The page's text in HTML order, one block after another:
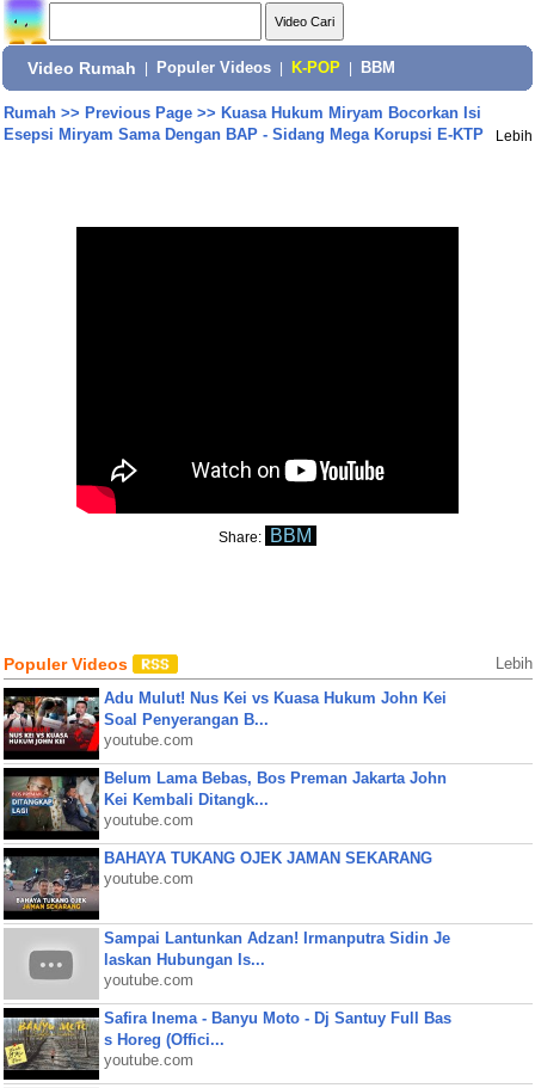
Video Rumah Populer Videos K-POP BBM
Rumah>> Previous Page>> Kuasa Hukum Miryam Bocorkan Isi
Esepsi Miryam Sama Dengan BAP - Sidang Mega Korupsi E-KTP
Lebih
Share: BBM
Populer Videos Lebih
Adu Mulut! Nus Kei vs Kuasa Hukum John Kei
Soal Penyerangan B...
youtube.com
Belum Lama Bebas, Bos Preman Jakarta John
Kei Kembali Ditangk...
youtube.com
BAHAYA TUKANG OJEK JAMAN SEKARANG
youtube.com
Sampai Lantunkan Adzan! Irmanputra Sidin Je
laskan Hubungan Is...
youtube.com
Safira Inema - Banyu Moto - Dj Santuy Full Bas
s Horeg (Offici...
youtube.com